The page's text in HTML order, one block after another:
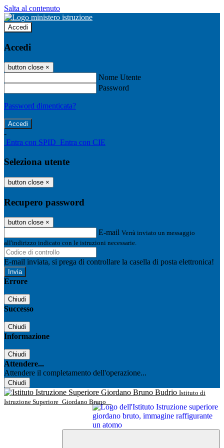
Salta al contenuto
Accedi
Accedi
button close ×
Nome Utente
Password
Password dimenticata?
-
Entra con SPID Entra con CIE
Seleziona utente
button close ×
Recupero password
button close ×
E-mail Verrà inviato un messaggio
all'indirizzo indicato con le istruzioni necessarie.
E-mail inviata, si prega di controllare la casella di posta elettronica!
Errore
Chiudi
Successo
Chiudi
Informazione
Chiudi
Attendere...
Attendere il completamento dell'operazione...
Chiudi
Istituto di
Istruzione Superiore Giordano Bruno